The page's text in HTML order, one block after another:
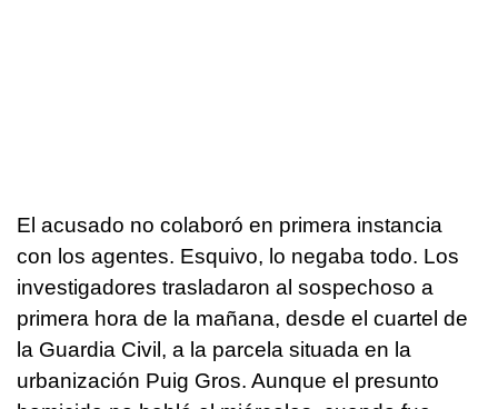
El acusado no colaboró en primera instancia
con los agentes. Esquivo, lo negaba todo. Los
investigadores trasladaron al sospechoso a
primera hora de la mañana, desde el cuartel de
la Guardia Civil, a la parcela situada en la
urbanización Puig Gros. Aunque el presunto